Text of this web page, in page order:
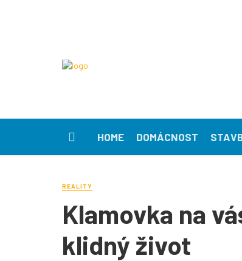
HOME DOMÁCNOST
REALITY
Klamovka na
klidný život